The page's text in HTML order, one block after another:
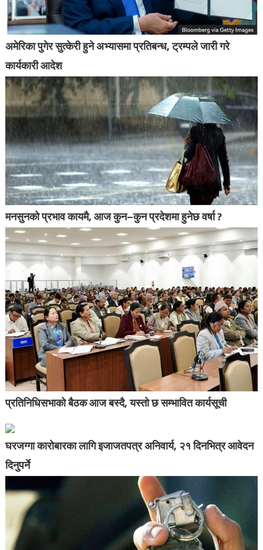
अमेरिका पुगेर सुत्केरी हुने अभ्यासमा प्रतिबन्ध, ट्रम्पले जारी गरे
कार्यकारी आदेश
मनसुनको प्रभाव कायमै, आज कुन–कुन प्रदेशमा हुनेछ वर्षा ?
प्रतिनिधिसभाको बैठक आज बस्दै, यस्तो छ सम्भावित कार्यसूची
घरजग्गा कारोबारका लागि इजाजतपत्र अनिवार्य, २१ दिनभित्र आवेदन
दिनुपर्ने